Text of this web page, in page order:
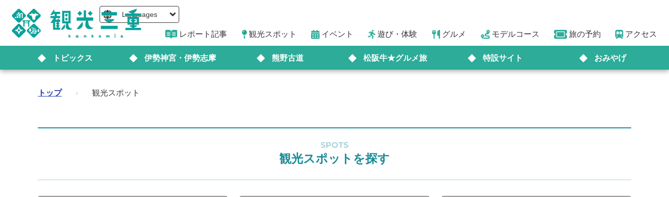
Languages
レポート記事 観光スポット イベント 遊び・体験 グルメ モデルコース 旅の予約 アクセス
トピックス 伊勢神宮・伊勢志摩 熊野古道 松阪牛★グルメ旅 特設サイト おみやげ
トップ › 観光スポット
SPOTS
観光スポットを探す